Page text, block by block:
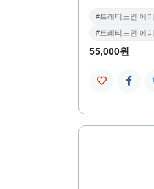
#트레티노인 에
#트레티노인 에
55,000원